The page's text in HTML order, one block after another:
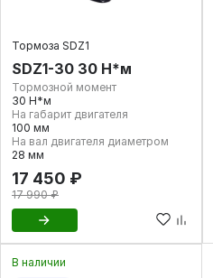
Тормоза SDZ1
SDZ1-30 30 Н*м
Тормозной момент
30 Н*м
На габарит двигателя
100 мм
На вал двигателя диаметром
28 мм
17 450 ₽
17 990 ₽
В наличии